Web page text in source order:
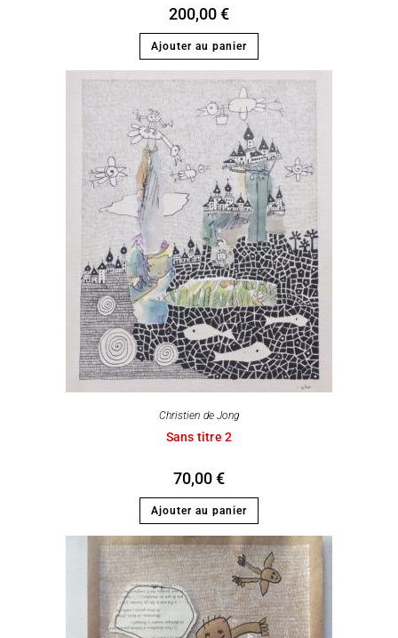
200,00€
Ajouter au panier
Christien de Jong
Sans titre 2
70,00€
Ajouter au panier